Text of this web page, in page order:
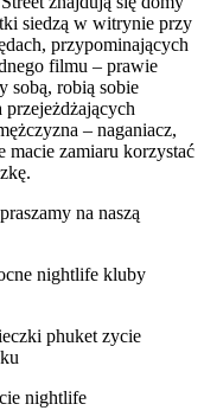
siedzą w witrynie przy
przypominających
filmu – prawie
sobą, robią sobie
– naganiacz,
zamiaru korzystać
na naszą